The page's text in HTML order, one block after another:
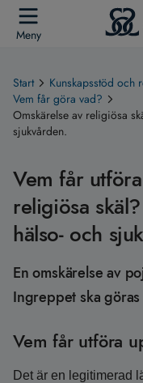
Meny
Start Kunskapsstöd och
Vem får göra vad?
Omskärelse av religiösa
sjukvården.
Vem får
religiösa
hälso- och
En omskärelse av
Ingreppet ska
Vem får utföra
Det är en legitimerad